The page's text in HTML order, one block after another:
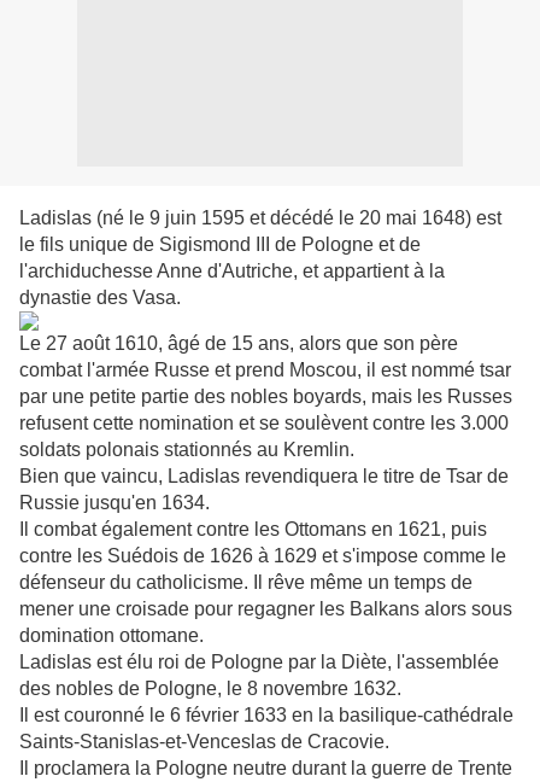
Ladislas (né le 9 juin 1595 et décédé le 20 mai 1648) est
le fils unique de Sigismond III de Pologne et de
l'archiduchesse Anne d'Autriche, et appartient à la
dynastie des Vasa.
Le 27 août 1610, âgé de 15 ans, alors que son père
combat l'armée Russe et prend Moscou, il est nommé tsar
par une petite partie des nobles boyards, mais les Russes
refusent cette nomination et se soulèvent contre les 3.000
soldats polonais stationnés au Kremlin.
Bien que vaincu, Ladislas revendiquera le titre de Tsar de
Russie jusqu'en 1634.
Il combat également contre les Ottomans en 1621, puis
contre les Suédois de 1626 à 1629 et s'impose comme le
défenseur du catholicisme. Il rêve même un temps de
mener une croisade pour regagner les Balkans alors sous
domination ottomane.
Ladislas est élu roi de Pologne par la Diète, l'assemblée
des nobles de Pologne, le 8 novembre 1632.
Il est couronné le 6 février 1633 en la basilique-cathédrale
Saints-Stanislas-et-Venceslas de Cracovie.
Il proclamera la Pologne neutre durant la guerre de Trente